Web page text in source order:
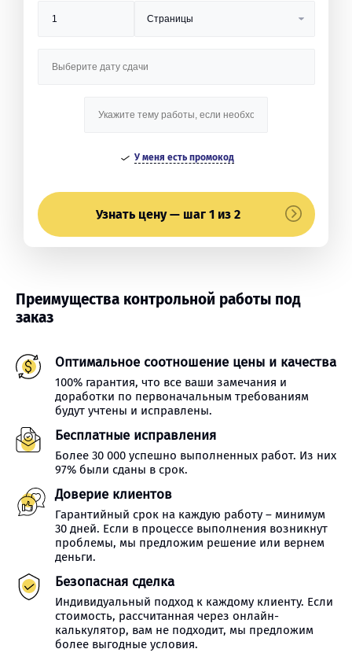
У меня есть промокод
Узнать цену — шаг 1 из 2
Преимущества контрольной работы под
заказ
Оптимальное соотношение цены и качества
100% гарантия, что все ваши замечания и
доработки по первоначальным требованиям
будут учтены и исправлены.
Бесплатные исправления
Более 30 000 успешно выполненных работ. Из них
97% были сданы в срок.
Доверие клиентов
Гарантийный срок на каждую работу – минимум
30 дней. Если в процессе выполнения возникнут
проблемы, мы предложим решение или вернем
деньги.
Безопасная сделка
Индивидуальный подход к каждому клиенту. Если
стоимость, рассчитанная через онлайн-
калькулятор, вам не подходит, мы предложим
более выгодные условия.